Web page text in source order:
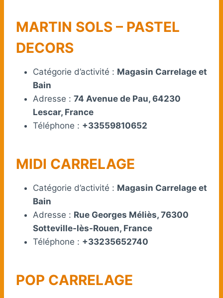
MARTIN SOLS – PASTEL
DECORS
Catégorie d’activité : Magasin Carrelage et
Bain
Adresse : 74 Avenue de Pau, 64230
Lescar, France
Téléphone : +33559810652
MIDI CARRELAGE
Catégorie d’activité : Magasin Carrelage et
Bain
Adresse : Rue Georges Méliès, 76300
Sotteville-lès-Rouen, France
Téléphone : +33235652740
POP CARRELAGE